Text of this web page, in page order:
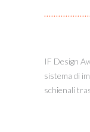
IF Design
sistema di
schienali